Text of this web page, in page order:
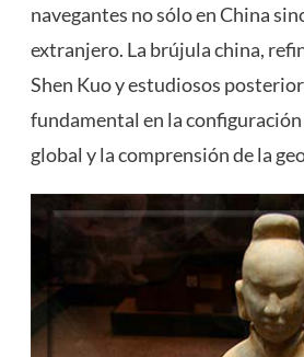
navegantes no sólo en China
extranjero. La brújula china,
Shen Kuo y estudiosos
fundamental en la
global y la comprensión de la